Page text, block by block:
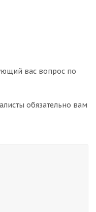
вас вопрос по
обязательно вам